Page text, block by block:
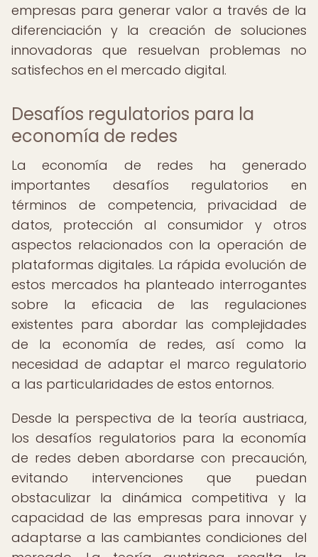
empresas para generar valor a través de la
diferenciación y la creación de soluciones
innovadoras que resuelvan problemas no
satisfechos en el mercado digital.
Desafíos regulatorios para la
economía de redes
La economía de redes ha generado
importantes desafíos regulatorios en
términos de competencia, privacidad de
datos, protección al consumidor y otros
aspectos relacionados con la operación de
plataformas digitales. La rápida evolución de
estos mercados ha planteado interrogantes
sobre la eficacia de las regulaciones
existentes para abordar las complejidades
de la economía de redes, así como la
necesidad de adaptar el marco regulatorio
a las particularidades de estos entornos.
Desde la perspectiva de la teoría austriaca,
los desafíos regulatorios para la economía
de redes deben abordarse con precaución,
evitando intervenciones que puedan
obstaculizar la dinámica competitiva y la
capacidad de las empresas para innovar y
adaptarse a las cambiantes condiciones del